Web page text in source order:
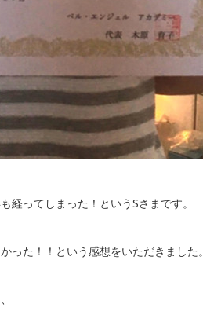
経ってしまった！というSさまです。
った！！という感想をいただきました。